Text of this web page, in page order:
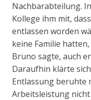
Nachbarabteilung.
Kollege ihm mit,
entlassen worden
keine Familie
Bruno sagte, auch
Daraufhin klärte
Entlassung beruhte
Arbeitsleistung